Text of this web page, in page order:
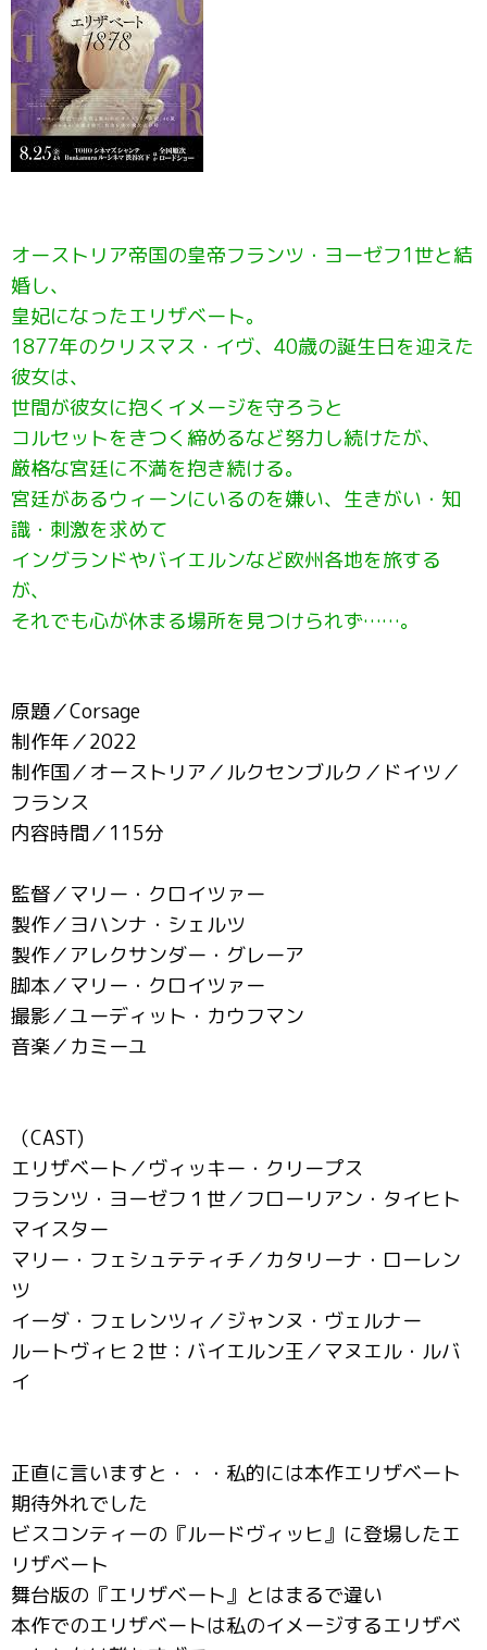
オーストリア帝国の皇帝フランツ・ヨーゼフ1世と結
婚し、
皇妃になったエリザベート。
1877年のクリスマス・イヴ、40歳の誕生日を迎えた
彼女は、
世間が彼女に抱くイメージを守ろうと
コルセットをきつく締めるなど努力し続けたが、
厳格な宮廷に不満を抱き続ける。
宮廷があるウィーンにいるのを嫌い、生きがい・知
識・刺激を求めて
イングランドやバイエルンなど欧州各地を旅する
が、
それでも心が休まる場所を見つけられず……。
原題／Corsage
制作年／2022
制作国／オーストリア／ルクセンブルク／ドイツ／
フランス
内容時間／115分
監督／マリー・クロイツァー
製作／ヨハンナ・シェルツ
製作／アレクサンダー・グレーア
脚本／マリー・クロイツァー
撮影／ユーディット・カウフマン
音楽／カミーユ
（CAST)
エリザベート／ヴィッキー・クリープス
フランツ・ヨーゼフ１世／フローリアン・タイヒト
マイスター
マリー・フェシュテティチ／カタリーナ・ローレン
ツ
イーダ・フェレンツィ／ジャンヌ・ヴェルナー
ルートヴィヒ２世：バイエルン王／マヌエル・ルバ
イ
正直に言いますと・・・私的には本作エリザベート
期待外れでした
ビスコンティーの『ルードヴィッヒ』に登場したエ
リザベート
舞台版の『エリザベート』とはまるで違い
本作でのエリザベートは私のイメージするエリザベ